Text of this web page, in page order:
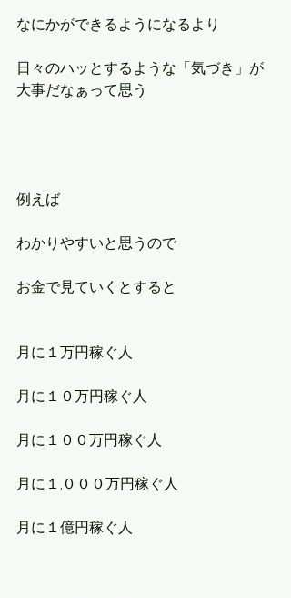
なにかができるようになるより
日々のハッとするような「気づき」が
大事だなぁって思う
例えば
わかりやすいと思うので
お金で見ていくとすると
月に１万円稼ぐ人
月に１０万円稼ぐ人
月に１００万円稼ぐ人
月に１,０００万円稼ぐ人
月に１億円稼ぐ人